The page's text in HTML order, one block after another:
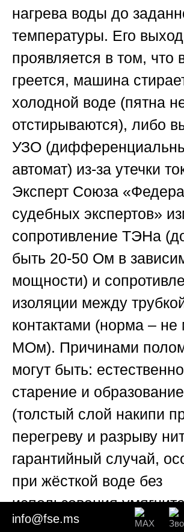
нагрева воды до
температуры. Его
проявляется в том, что
греется, машина
холодной воде (пятна
отстирываются), либо
УЗО
автомат) из-за утечки
Эксперт Союза
судебных экспертов»
сопротивление ТЭНа
быть 20-50 Ом в
мощности) и
изоляции между
контактами (норма – не
МОм). Причинами
могут быть:
старение и
(толстый слой накипи
перегреву и разрыву
гарантийный случай,
при жёсткой воде без
использования
производственный
info@fse.ms